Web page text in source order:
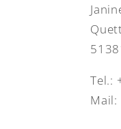
Tel.:
Mail: